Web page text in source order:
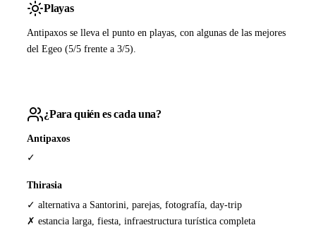
Playas
Antipaxos se lleva el punto en playas, con algunas de las mejores
del Egeo (5/5 frente a 3/5).
¿Para quién es cada una?
Antipaxos
✓
Thirasia
✓ alternativa a Santorini, parejas, fotografía, day-trip
✗ estancia larga, fiesta, infraestructura turística completa